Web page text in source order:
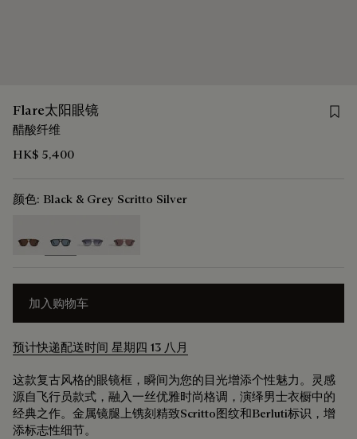
Flare太阳眼镜
醋酸纤维
HK$ 5,400
颜色: Black & Grey Scritto Silver
加入购物车
预计快递配送时间 星期四 13 八月
这款复古风格的眼镜框，瞬间为您的目光增添个性魅力。灵感
源自飞行员款式，融入一丝优雅时尚格调，演绎男士衣橱中的
经典之作。金属镜腿上镌刻精致Scritto图纹和Berluti标识，增
添标志性细节。